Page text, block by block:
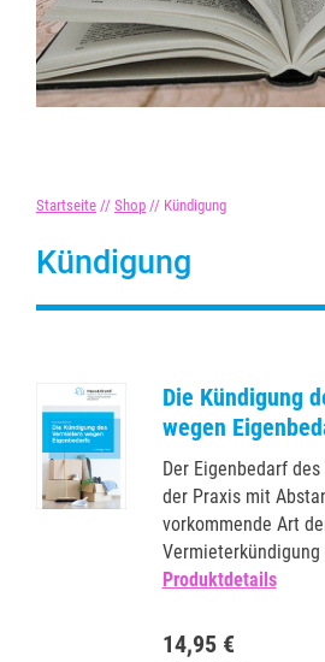
Startseite // Shop // Kündigung
Kündigung
Die Kündigung
wegen
Der Eigenbedarf
der Praxis mit
vorkommende Art
Vermieterkündigung
Produktdetails
14,95 €